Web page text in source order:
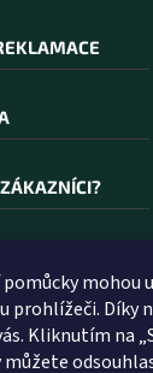
mohou
prohlížeči. Díky
Kliknutím na
můžete